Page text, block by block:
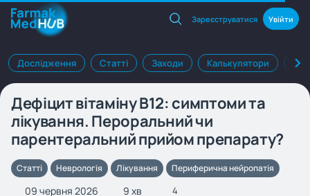
Зареєструватися Увійти
Дослідження Статті Заходи Калькулятори
Дефіцит вітаміну В12: симптоми та
лікування. Пероральний чи
парентеральний прийом препарату?
Статті Неврологія Лікування Периферична нейропатія
09 червня 2026 9 хв 4